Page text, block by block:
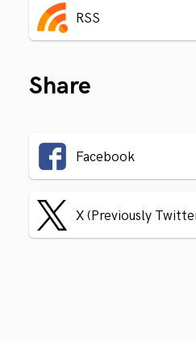
RSS
Share
Facebook
X (Previously